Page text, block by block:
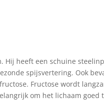
heeft een schuine
spijsvertering. Ook
Fructose wordt
om het lichaam